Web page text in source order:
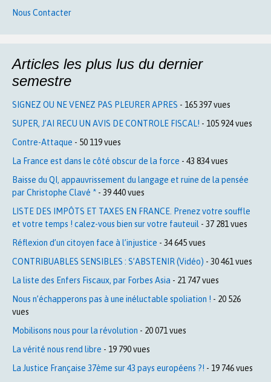
Nous Contacter
Articles les plus lus du dernier
semestre
SIGNEZ OU NE VENEZ PAS PLEURER APRES - 165 397 vues
SUPER, J’AI RECU UN AVIS DE CONTROLE FISCAL! - 105 924 vues
Contre-Attaque - 50 119 vues
La France est dans le côté obscur de la force - 43 834 vues
Baisse du QI, appauvrissement du langage et ruine de la pensée
par Christophe Clavé * - 39 440 vues
LISTE DES IMPÔTS ET TAXES EN FRANCE. Prenez votre souffle
et votre temps ! calez-vous bien sur votre fauteuil - 37 281 vues
Réflexion d’un citoyen face à l’injustice - 34 645 vues
CONTRIBUABLES SENSIBLES : S’ABSTENIR (Vidéo) - 30 461 vues
La liste des Enfers Fiscaux, par Forbes Asia - 21 747 vues
Nous n’échapperons pas à une inéluctable spoliation ! - 20 526
vues
Mobilisons nous pour la révolution - 20 071 vues
La vérité nous rend libre - 19 790 vues
La Justice Française 37ème sur 43 pays européens ?! - 19 746 vues